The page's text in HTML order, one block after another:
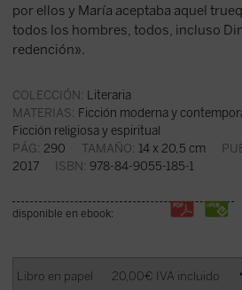
por ellos y María aceptaba aquel
todos los hombres, todos, incluso
redención».
COLECCIÓN: Literaria
MATERIAS: Ficción moderna y
Ficción religiosa y espiritual
PÁG: 290 TAMAÑO: 14 x 20,5 cm
2017 ISBN: 978-84-9055-185-1
disponible en ebook: